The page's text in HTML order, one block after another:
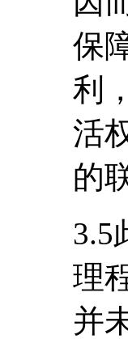
保
利
活
的
3.5
理
并